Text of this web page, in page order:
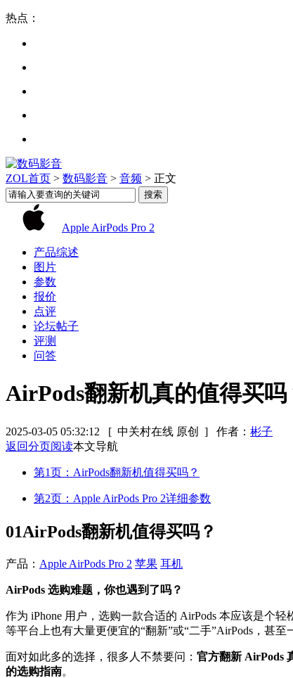
热点：
ZOL首页 > 数码影音 > 音频 > 正文
Apple AirPods Pro 2
产品综述
图片
参数
报价
点评
论坛帖子
评测
问答
AirPods翻新机真的值得买
2025-03-05 05:32:12 [ 中关村在线 原创 ] 作者： 彬子
返回分页阅读本文导航
第1页：AirPods翻新机值得买吗？
第2页：Apple AirPods Pro 2详细参数
01AirPods翻新机值得买吗？
产品： Apple AirPods Pro 2 苹果 耳机
AirPods 选购难题，你也遇到了吗？
作为 iPhone 用户，选购一款合适的 AirPods 本应该是个
等平台上也有大量更便宜的“翻新”或“二手”AirPods，甚至
面对如此多的选择，很多人不禁要问： 官方翻新 AirPods
的选购指南。